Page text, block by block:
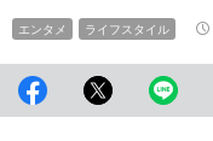
エンタメ ライフスタイル